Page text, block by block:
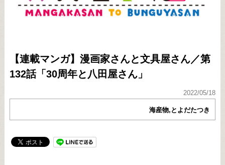
【連載マンガ】漫画家さんと文具屋さん／第
132話「30周年と八田屋さん」
2022/05/18
海産物,とよだたつき